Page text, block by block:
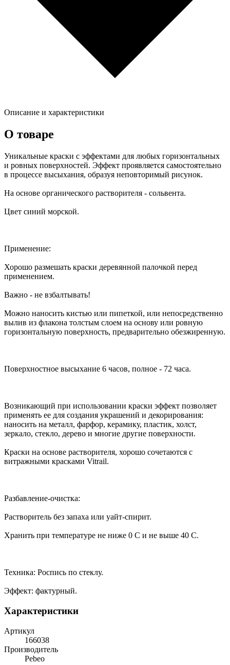
Описание и характеристики
О товаре
Уникальные краски с эффектами для любых горизонтальных
и ровных поверхностей. Эффект проявляется самостоятельно
в процессе высыхания, образуя неповторимый рисунок.
На основе органического растворителя - сольвента.
Цвет синий морской.
Применение:
Хорошо размешать краски деревянной палочкой перед
применением.
Важно - не взбалтывать!
Можно наносить кистью или пипеткой, или непосредственно
вылив из флакона толстым слоем на основу или ровную
горизонтальную поверхность, предварительно обезжиренную.
Поверхностное высыхание 6 часов, полное - 72 часа.
Возникающий при использовании краски эффект позволяет
применять ее для создания украшений и декорирования:
наносить на металл, фарфор, керамику, пластик, холст,
зеркало, стекло, дерево и многие другие поверхности.
Краски на основе растворителя, хорошо сочетаются с
витражными красками Vitrail.
Разбавление-очистка:
Растворитель без запаха или уайт-спирит.
Хранить при температуре не ниже 0 C и не выше 40 C.
Техника: Роспись по стеклу.
Эффект: фактурный.
Характеристики
Артикул
166038
Производитель
Pebeo